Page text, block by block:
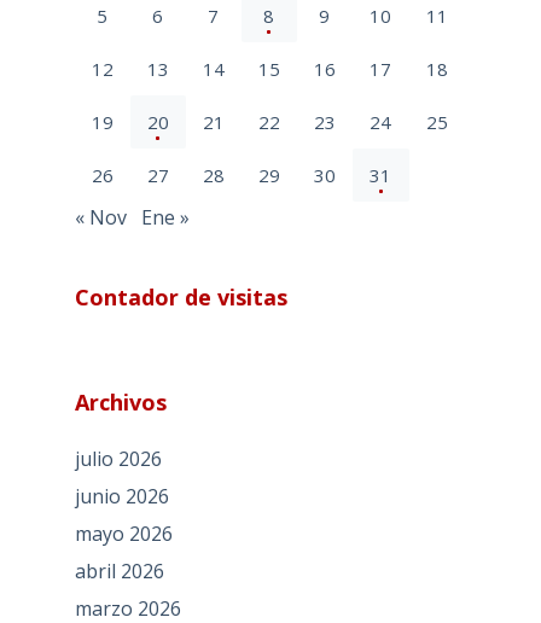
5 6 7 8 9 10 11
12 13 14 15 16 17 18
19 20 21 22 23 24 25
26 27 28 29 30 31
« Nov Ene »
Contador de visitas
Archivos
julio 2026
junio 2026
mayo 2026
abril 2026
marzo 2026